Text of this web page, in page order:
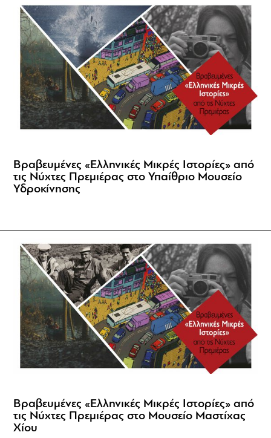
Βραβευμένες «Ελληνικές Μικρές Ιστορίες» από
τις Νύχτες Πρεμιέρας στο Υπαίθριο Μουσείο
Υδροκίνησης
Βραβευμένες «Ελληνικές Μικρές Ιστορίες» από
τις Νύχτες Πρεμιέρας στο Μουσείο Μαστίχας
Χίου